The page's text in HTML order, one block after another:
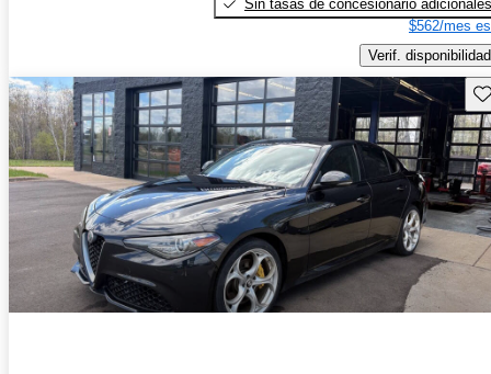
Sin tasas de concesionario adicionales
$562/mes
Verif. disponibilidad